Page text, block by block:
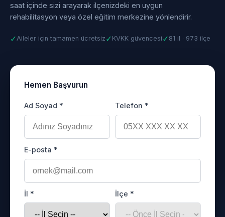
saat içinde sizi arayarak ilçenizdeki en uygun
rehabilitasyon veya özel eğitim merkezine yönlendirir.
✓Aileler için tamamen ücretsiz ✓ KVKK güvencesi ✓ 81 il · 973 ilçe
Hemen Başvurun
Ad Soyad * Telefon *
E-posta *
İl * İlçe *